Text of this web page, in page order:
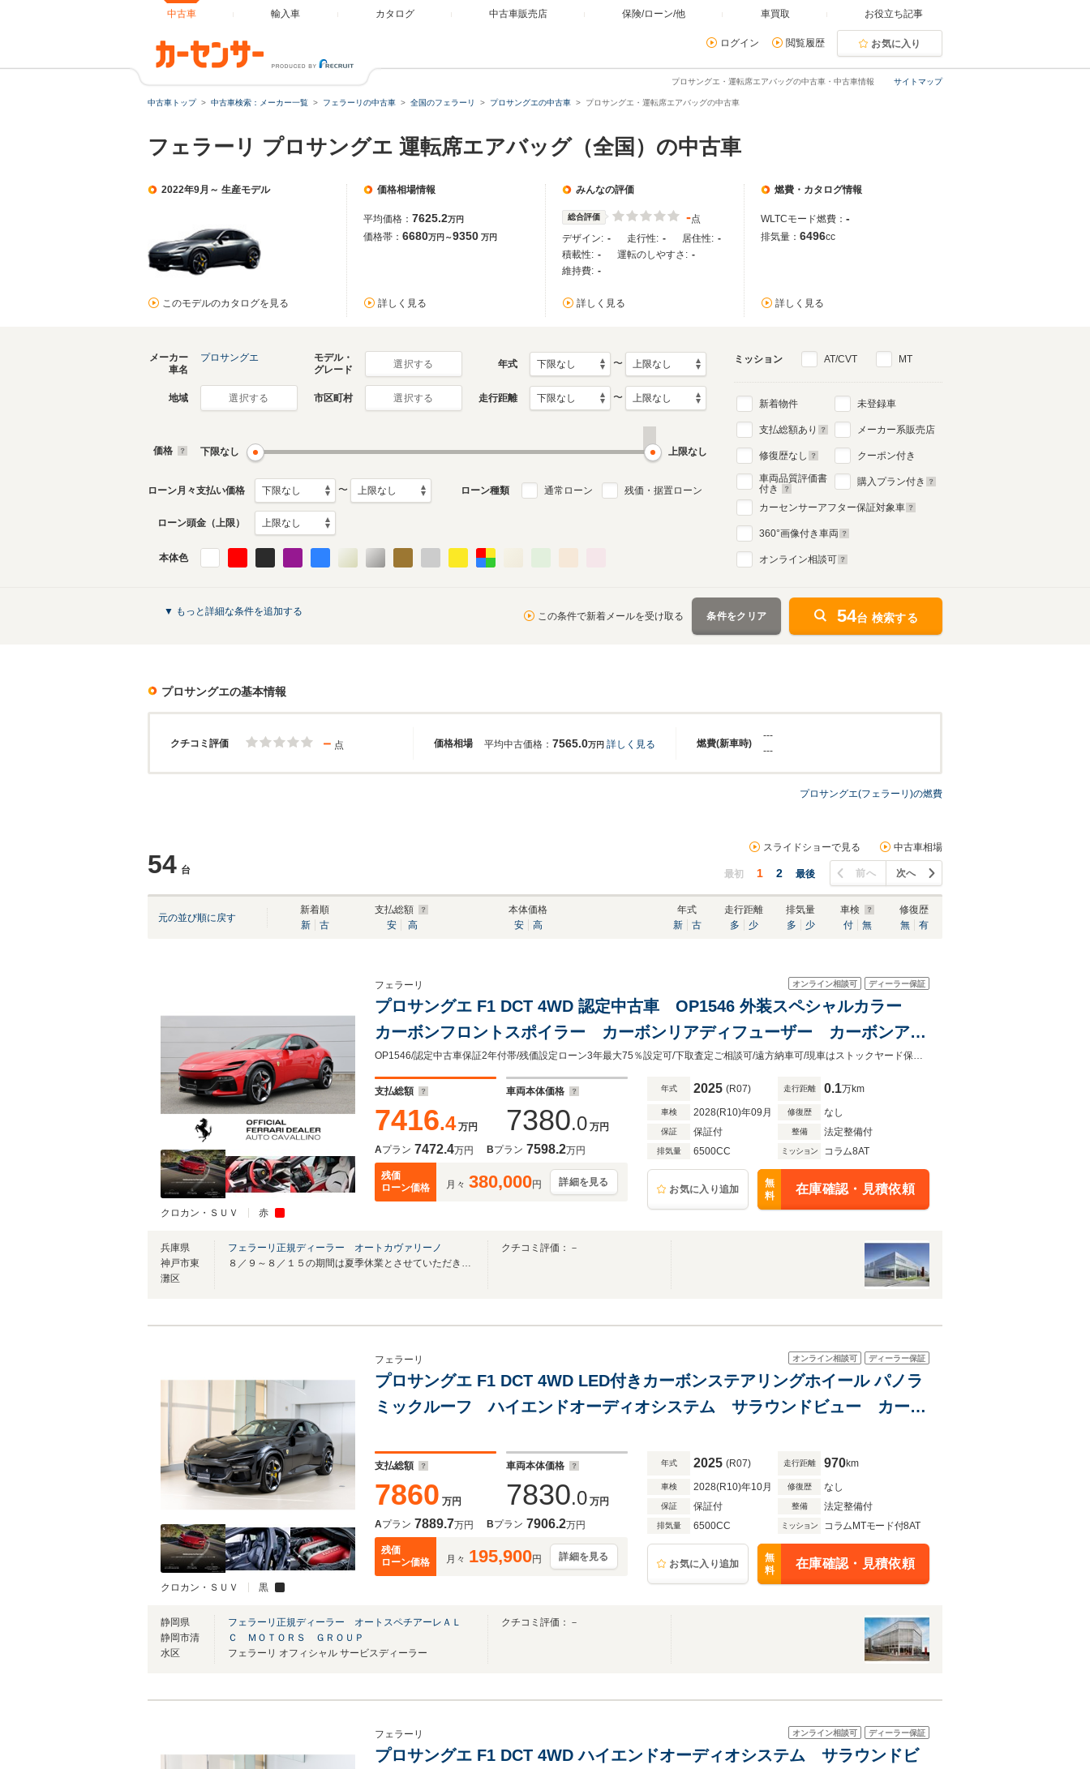
中古車 輸入車 カタログ 中古車販売店 保険/ローン/他 車買取 お役立ち記事
ログイン 閲覧履歴 お気に入り
サイトマップ
プロサングエ・運転席エアバッグの中古車・中古車情報
中古車トップ 中古車検索：メーカー一覧 フェラーリの中古車 全国のフェラーリ プロサングエの中古車 プロサングエ・運転席エアバッグの中古車
フェラーリ プロサングエ 運転席エアバッグ（全国）の中古車
2022年9月～ 生産モデル
このモデルのカタログを見る
価格相場情報
平均価格： 7625.2万円
価格帯： 6680万円～9350 万円
詳しく見る
みんなの評価
総合評価 -点
デザイン: - 走行性: - 居住性: -
積載性: - 運転のしやすさ: -
維持費: -
詳しく見る
燃費・カタログ情報
WLTCモード燃費： -
排気量： 6496cc
詳しく見る
メーカー
車名
プロサングエ
モデル・
グレード
選択する 年式 〜
地域 選択する 市区町村 選択する 走行距離 〜
価格 下限なし 上限なし
ローン月々支払い価格 〜 ローン種類 通常ローン 残価・据置ローン
ローン頭金（上限）
本体色
ミッション AT/CVT MT
新着物件
支払総額あり
修復歴なし
車両品質評価書
付き
未登録車
メーカー系販売店
クーポン付き
購入プラン付き
カーセンサーアフター保証対象車
360°画像付き車両
オンライン相談可
▼ もっと詳細な条件を追加する この条件で新着メールを受け取る 条件をクリア 54台 検索する
プロサングエの基本情報
クチコミ評価 価格相場 燃費(新車時)
－ 点 平均中古価格： 7565.0万円 詳しく見る
---
---
プロサングエ(フェラーリ)の燃費
54 台
スライドショーで見る 中古車相場
最初 1 2 最後 前へ 次へ
元の並び順に戻す
新着順
新
古
支払総額
安
高
本体価格
安
高
年式
新
古
走行距離
多
少
排気量
多
少
車検
付
無
修復歴
無
有
クロカン・ＳＵＶ 赤
オンライン相談可 ディーラー保証
フェラーリ
プロサングエ F1 DCT 4WD 認定中古車 OP1546 外装スペシャルカラー
カーボンフロントスポイラー カーボンリアディフューザー カーボンアウ
ターシルカバー カーボンホイールアーチ サスペンションリフター カー
ボンステアリングホイール
OP1546/認定中古車保証2年付帯/残価設定ローン3年最大75％設定可/下取査定ご相談可/遠方納車可/現車はストックヤード保管の為、ご確認希望の際は事前にお問い合わせください
支払総額
7416.4 万円
車両本体価格
7380.0 万円
Aプラン 7472.4万円 Bプラン 7598.2万円
残価
ローン価格
月々 380,000円 詳細を見る
年式 2025 (R07) 走行距離 0.1万km
車検 2028(R10)年09月 修復歴 なし
保証 保証付 整備 法定整備付
排気量 6500CC ミッション コラム8AT
お気に入り追加
無
料
在庫確認・見積依頼
兵庫県
神戸市東
灘区
フェラーリ正規ディーラー オートカヴァリーノ
８／９～８／１５の期間は夏季休業とさせていただきます。
クチコミ評価：－
クロカン・ＳＵＶ 黒
オンライン相談可 ディーラー保証
フェラーリ
プロサングエ F1 DCT 4WD LED付きカーボンステアリングホイール パノラ
ミックルーフ ハイエンドオーディオシステム サラウンドビュー カーボ
ューザー)
支払総額
7860 万円
車両本体価格
7830.0 万円
Aプラン 7889.7万円 Bプラン 7906.2万円
残価
ローン価格
月々 195,900円 詳細を見る
年式 2025 (R07) 走行距離 970km
車検 2028(R10)年10月 修復歴 なし
保証 保証付 整備 法定整備付
排気量 6500CC ミッション コラムMTモード付8AT
お気に入り追加
無
料
在庫確認・見積依頼
静岡県
静岡市清
水区
フェラーリ正規ディーラー オートスペチアーレＡＬ
Ｃ ＭＯＴＯＲＳ ＧＲＯＵＰ
フェラーリ オフィシャル サービスディーラー
クチコミ評価：－
オンライン相談可 ディーラー保証
フェラーリ
プロサングエ F1 DCT 4WD ハイエンドオーディオシステム サラウンドビ